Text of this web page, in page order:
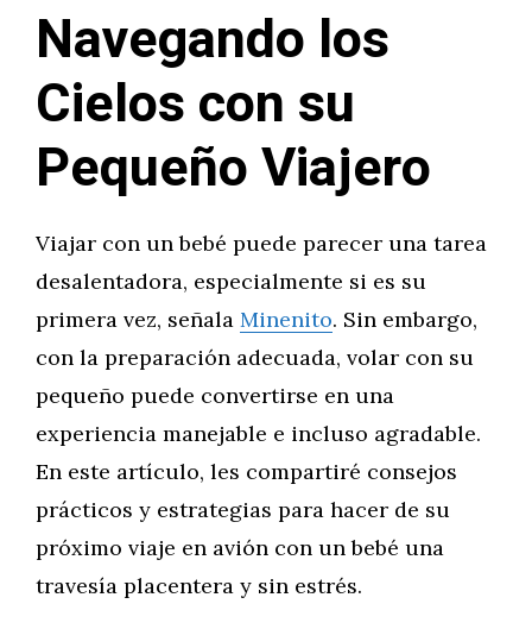
Navegando los
Cielos con su
Pequeño Viajero
Viajar con un bebé puede parecer una tarea
desalentadora, especialmente si es su
primera vez, señala Minenito. Sin embargo,
con la preparación adecuada, volar con su
pequeño puede convertirse en una
experiencia manejable e incluso agradable.
En este artículo, les compartiré consejos
prácticos y estrategias para hacer de su
próximo viaje en avión con un bebé una
travesía placentera y sin estrés.